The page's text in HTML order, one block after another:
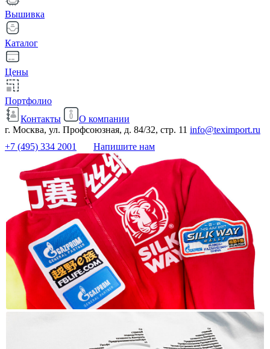
Вышивка
Каталог
Цены
Портфолио
Контакты
О компании
г. Москва, ул. Профсоюзная, д. 84/32, стр. 11 info@teximport.ru
+7 (495) 334 2001
Напишите нам